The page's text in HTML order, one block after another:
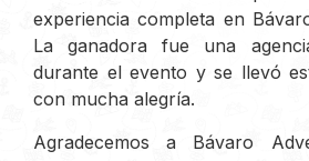
experiencia completa en
La ganadora fue una
durante el evento y se llevó
con mucha alegría.
Agradecemos a Bávaro